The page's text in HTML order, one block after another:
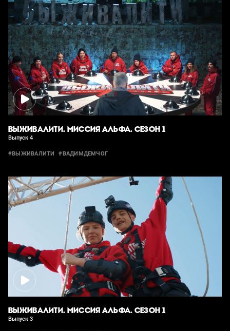
ВЫЖИВАЛИТИ. МИССИЯ АЛЬФА. СЕЗОН 1
Выпуск 4
#ВЫЖИВАЛИТИ #ВАДИМДЕМЧОГ
ВЫЖИВАЛИТИ. МИССИЯ АЛЬФА. СЕЗОН 1
Выпуск 3